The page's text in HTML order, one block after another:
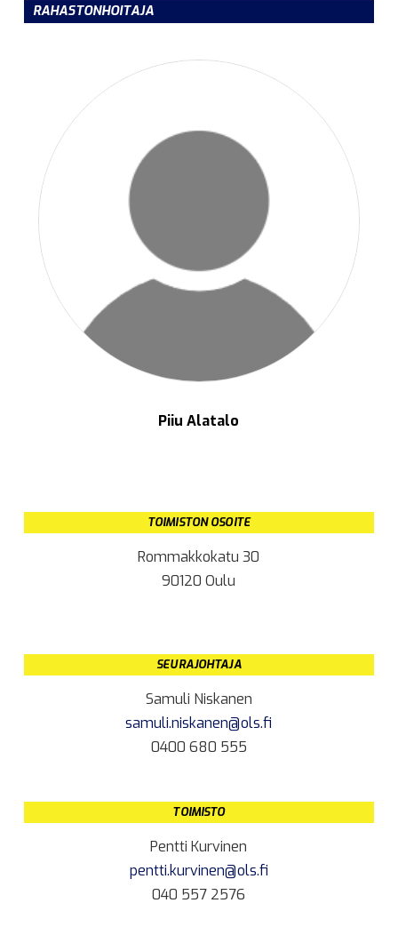
RAHASTONHOITAJA
Piiu Alatalo
TOIMISTON OSOITE
Rommakkokatu 30
90120 Oulu
SEURAJOHTAJA
Samuli Niskanen
samuli.niskanen@ols.fi
0400 680 555
TOIMISTO
Pentti Kurvinen
pentti.kurvinen@ols.fi
040 557 2576